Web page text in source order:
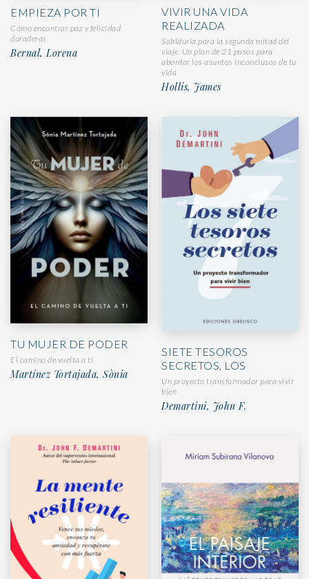
EMPIEZA POR TI
Cómo encontrar paz y felicidad
duraderas
Bernal, Lorena
VIVIR UNA VIDA
REALIZADA
Sabiduría para la segunda mitad del
viaje. Un plan de 21 pasos para
abordar los asuntos inconclusos de tu
vida
Hollis, James
TU MUJER DE PODER
El camino de vuelta a ti
Martínez Tortajada, Sònia
SIETE TESOROS
SECRETOS, LOS
Un proyecto transformador para vivir
bien
Demartini, John F.